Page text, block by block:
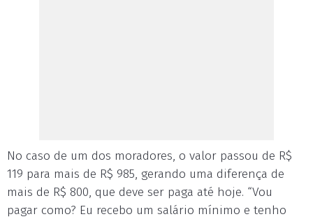
No caso de um dos moradores, o valor passou de R$
119 para mais de R$ 985, gerando uma diferença de
mais de R$ 800, que deve ser paga até hoje. “Vou
pagar como? Eu recebo um salário mínimo e tenho